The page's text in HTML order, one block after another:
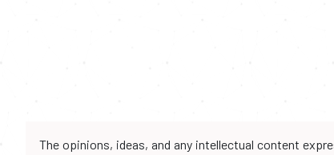
The opinions, ideas, and any intellectual content